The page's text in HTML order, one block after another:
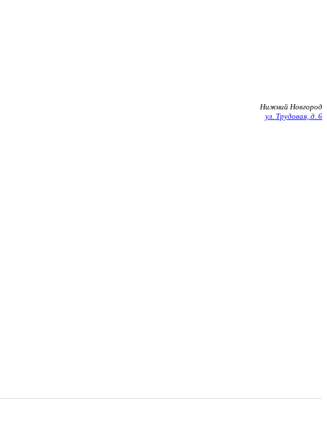
Нижний Новгород
ул. Трудовая, д. 6